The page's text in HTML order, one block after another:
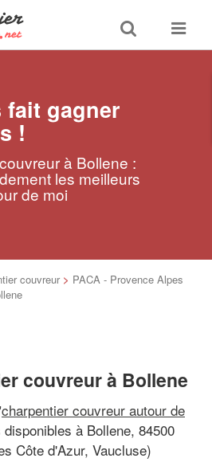
Toggle
search
Toggle
fait gagner
!
à Bollene :
les meilleurs
de moi
couvreur > PACA - Provence Alpes
couvreur à Bollene
charpentier couvreur autour de
à Bollene, 84500
Côte d'Azur, Vaucluse)